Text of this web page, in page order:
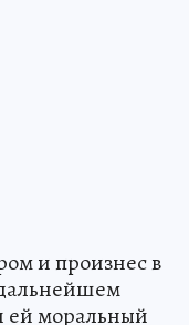
и произнес в
ей моральный